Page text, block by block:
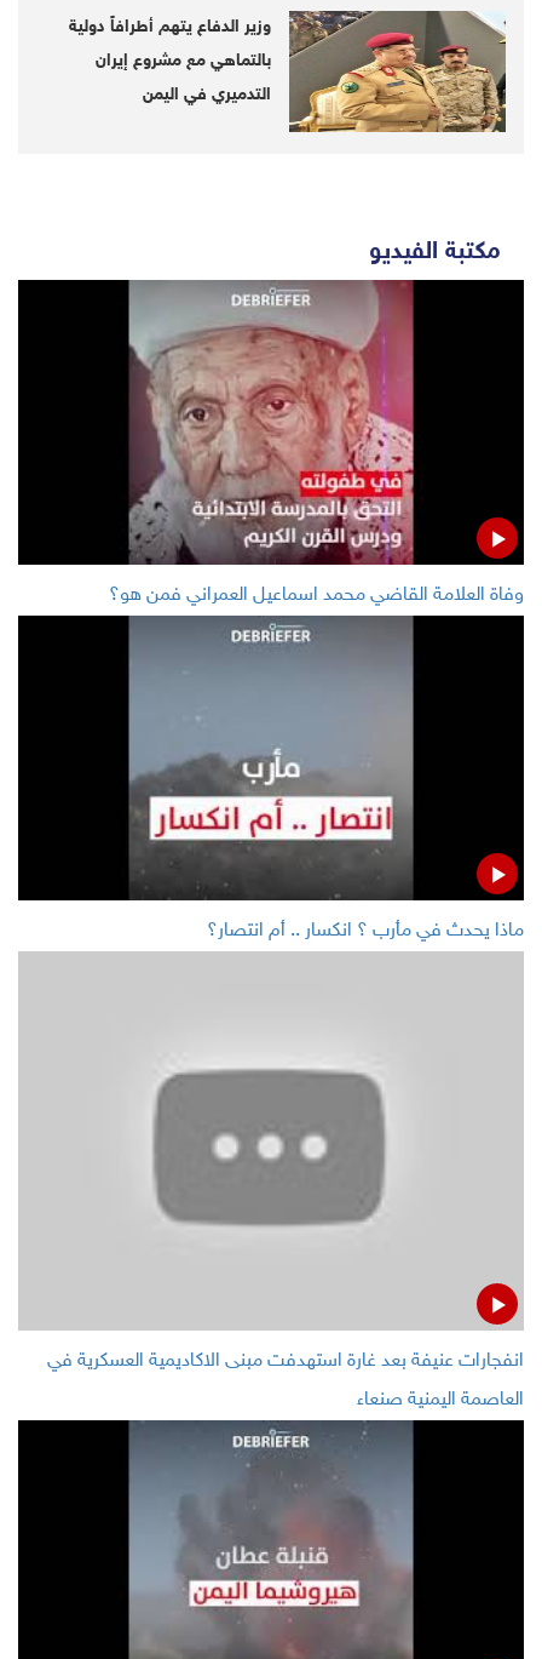
وزير الدفاع يتهم أطرافاً دولية
بالتماهي مع مشروع إيران
التدميري في اليمن
مكتبة الفيديو
وفاة العلامة القاضي محمد اسماعيل العمراني فمن هو؟
ماذا يحدث في مأرب ؟ انكسار .. أم انتصار؟
انفجارات عنيفة بعد غارة استهدفت مبنى الاكاديمية العسكرية في
العاصمة اليمنية صنعاء